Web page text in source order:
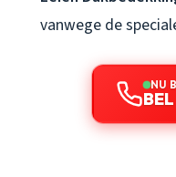
vanwege de
NU